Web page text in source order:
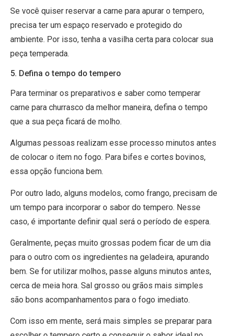
Se você quiser reservar a carne para apurar o tempero,
precisa ter um espaço reservado e protegido do
ambiente. Por isso, tenha a vasilha certa para colocar sua
peça temperada.
5. Defina o tempo do tempero
Para terminar os preparativos e saber como temperar
carne para churrasco da melhor maneira, defina o tempo
que a sua peça ficará de molho.
Algumas pessoas realizam esse processo minutos antes
de colocar o item no fogo. Para bifes e cortes bovinos,
essa opção funciona bem.
Por outro lado, alguns modelos, como frango, precisam de
um tempo para incorporar o sabor do tempero. Nesse
caso, é importante definir qual será o período de espera.
Geralmente, peças muito grossas podem ficar de um dia
para o outro com os ingredientes na geladeira, apurando
bem. Se for utilizar molhos, passe alguns minutos antes,
cerca de meia hora. Sal grosso ou grãos mais simples
são bons acompanhamentos para o fogo imediato.
Com isso em mente, será mais simples se preparar para